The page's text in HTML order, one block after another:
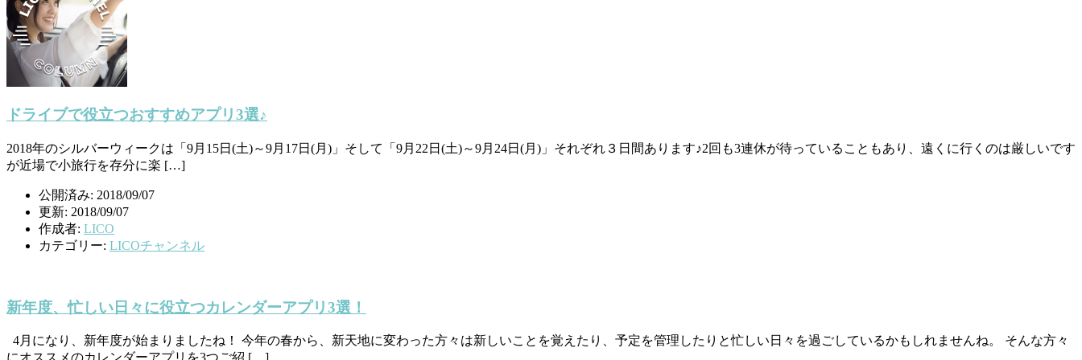
ドライブで役立つおすすめアプリ3選♪
2018年のシルバーウィークは「9月15日(土)～9月17日(月)」そして「9月22日(土)～9月24日(月)」それぞれ３日間あります♪2回も3連休が待っていることもあり、遠くに行くのは厳しいです
が近場で小旅行を存分に楽 […]
公開済み: 2018/09/07
更新: 2018/09/07
作成者: LICO
カテゴリー: LICOチャンネル
新年度、忙しい日々に役立つカレンダーアプリ3選！
4月になり、新年度が始まりましたね！ 今年の春から、新天地に変わった方々は新しいことを覚えたり、予定を管理したりと忙しい日々を過ごしているかもしれませんね。 そんな方々